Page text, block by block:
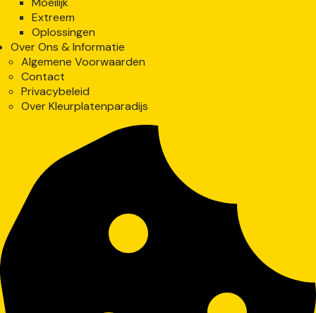
Extreem
Oplossingen
Over Ons & Informatie
Algemene Voorwaarden
Contact
Privacybeleid
Over Kleurplatenparadijs